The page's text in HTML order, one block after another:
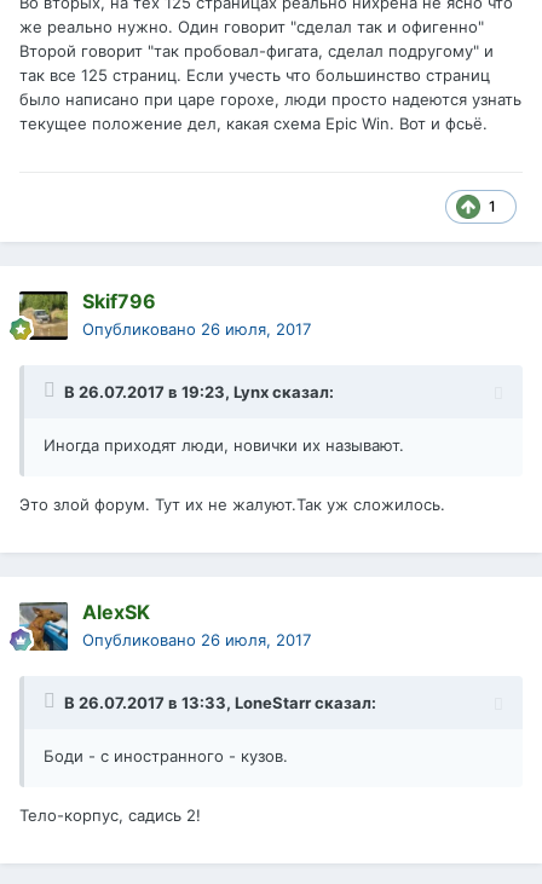
же реально нужно. Один говорит "сделал так и офигенно"
Второй говорит "так пробовал-фигата, сделал подругому" и
так все 125 страниц. Если учесть что большинство страниц
было написано при царе горохе, люди просто надеются узнать
текущее положение дел, какая схема Epic Win. Вот и фсьё.
1
Skif796
Опубликовано 26 июля, 2017
В 26.07.2017 в 19:23, Lynxсказал:
Иногда приходят люди, новички их называют.
Это злой форум. Тут их не жалуют.Так уж сложилось.
AlexSK
Опубликовано 26 июля, 2017
В 26.07.2017 в 13:33, LoneStarrсказал:
Боди - с иностранного - кузов.
Тело-корпус, садись 2!